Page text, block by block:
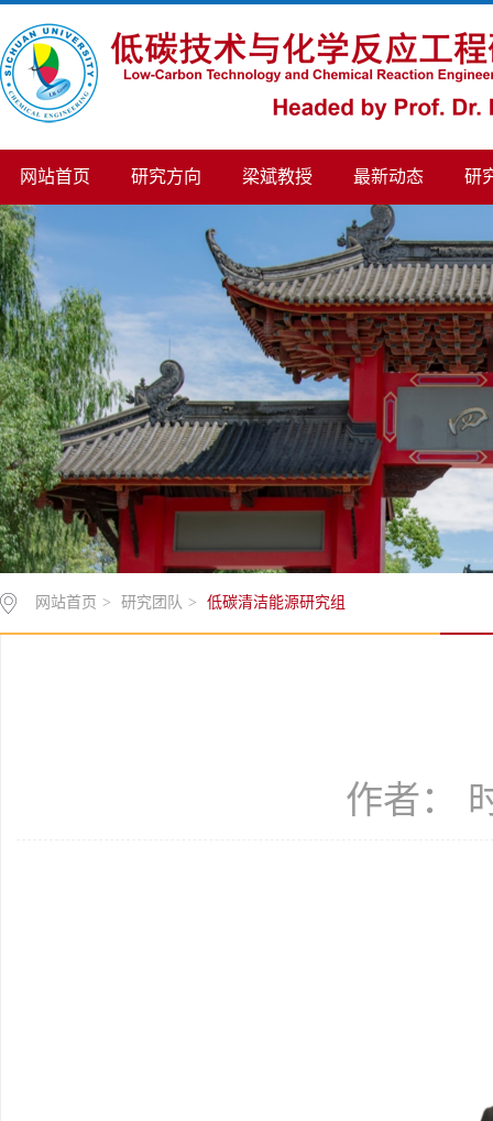
网站首页 研究方向 梁斌教授 最新动态 研
网站首页 > 研究团队 > 低碳清洁能源研究组
作者：